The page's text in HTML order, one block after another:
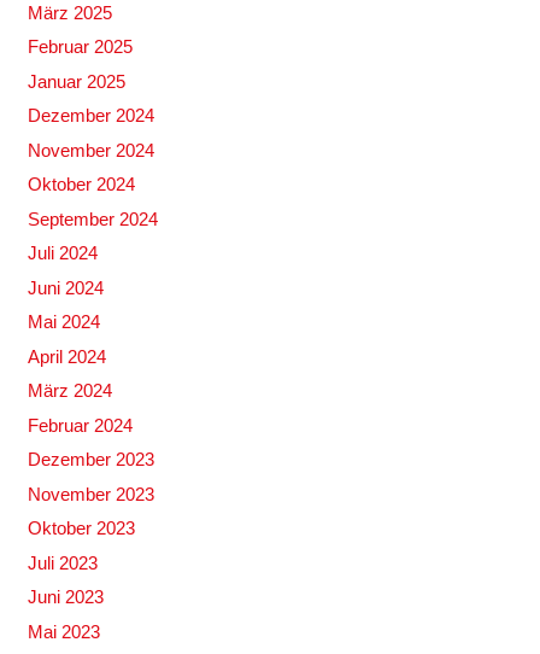
März 2025
Februar 2025
Januar 2025
Dezember 2024
November 2024
Oktober 2024
September 2024
Juli 2024
Juni 2024
Mai 2024
April 2024
März 2024
Februar 2024
Dezember 2023
November 2023
Oktober 2023
Juli 2023
Juni 2023
Mai 2023